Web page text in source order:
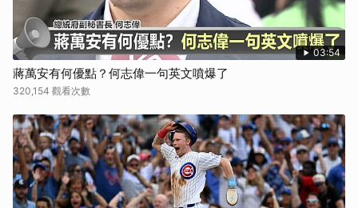
03:54
蔣萬安有何優點？何志偉一句英文噴爆了
320,154 觀看次數